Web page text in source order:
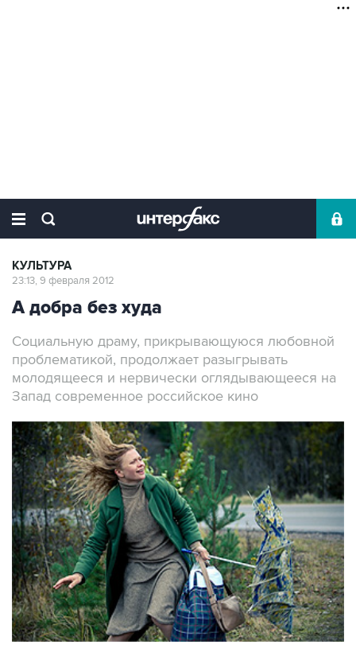
КУЛЬТУРА
23:13, 9 февраля 2012
А добра без худа
Социальную драму, прикрывающуюся любовной
проблематикой, продолжает разыгрывать
молодящееся и нервически оглядывающееся на
Запад современное российское кино